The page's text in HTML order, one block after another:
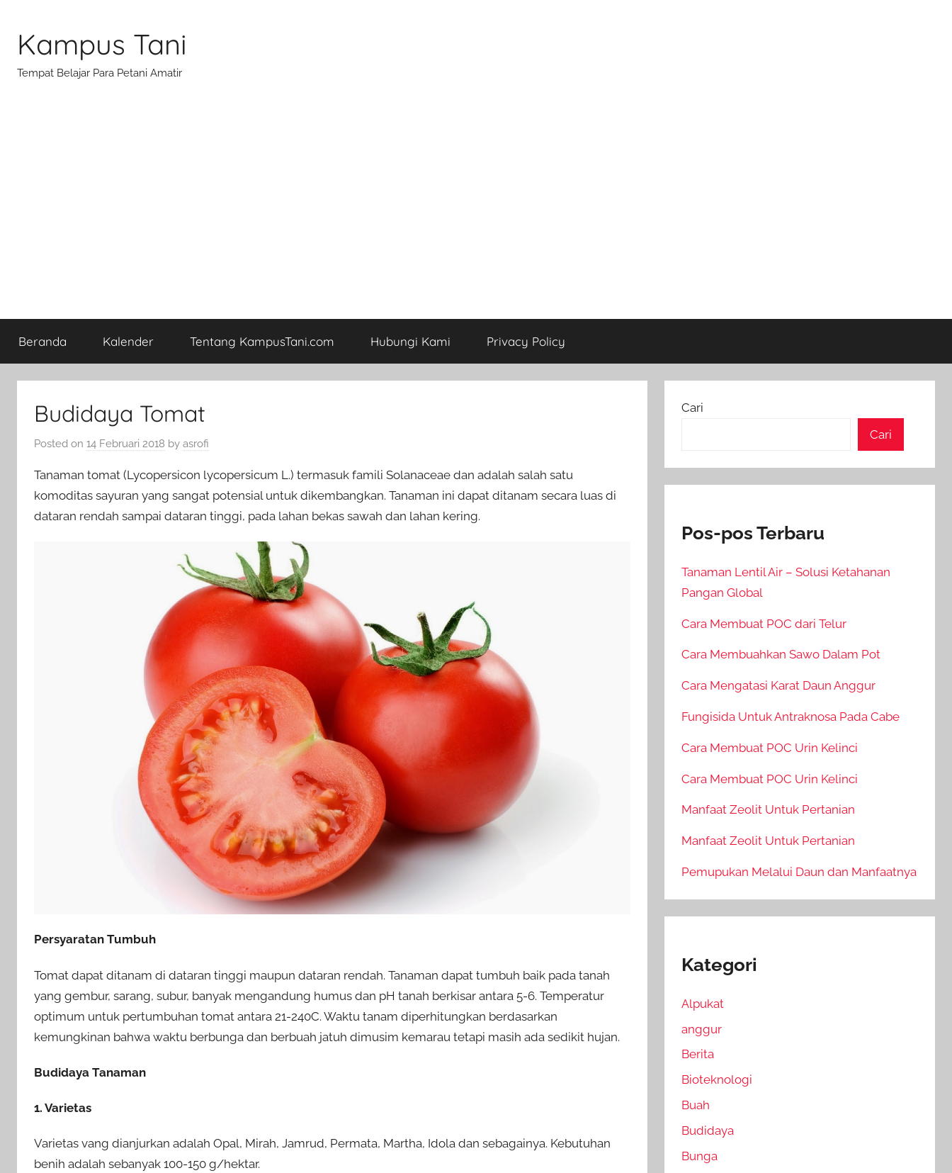
content
Kampus Tani
Tempat Belajar Para Petani Amatir
Beranda Kalender Tentang KampusTani.com Hubungi Kami Privacy Policy
Budidaya Tomat
Posted on 14 Februari 2018 by asrofi
Tanaman tomat (Lycopersicon lycopersicum L.) termasuk famili Solanaceae dan adalah salah satu
komoditas sayuran yang sangat potensial untuk dikembangkan. Tanaman ini dapat ditanam secara luas di
dataran rendah sampai dataran tinggi, pada lahan bekas sawah dan lahan kering.
Persyaratan Tumbuh
Tomat dapat ditanam di dataran tinggi maupun dataran rendah. Tanaman dapat tumbuh baik pada tanah
yang gembur, sarang, subur, banyak mengandung humus dan pH tanah berkisar antara 5-6. Temperatur
optimum untuk pertumbuhan tomat antara 21-240C. Waktu tanam diperhitungkan berdasarkan
kemungkinan bahwa waktu berbunga dan berbuah jatuh dimusim kemarau tetapi masih ada sedikit hujan.
Budidaya Tanaman
1. Varietas
Varietas vang dianjurkan adalah Opal, Mirah, Jamrud, Permata, Martha, Idola dan sebagainya. Kebutuhan
benih adalah sebanyak 100-150 g/hektar.
Cari
Cari
Pos-pos Terbaru
Tanaman Lentil Air – Solusi Ketahanan
Pangan Global
Cara Membuat POC dari Telur
Cara Membuahkan Sawo Dalam Pot
Cara Mengatasi Karat Daun Anggur
Fungisida Untuk Antraknosa Pada Cabe
Cara Membuat POC Urin Kelinci
Cara Membuat POC Urin Kelinci
Manfaat Zeolit Untuk Pertanian
Manfaat Zeolit Untuk Pertanian
Pemupukan Melalui Daun dan Manfaatnya
Kategori
Alpukat
anggur
Berita
Bioteknologi
Buah
Budidaya
Bunga